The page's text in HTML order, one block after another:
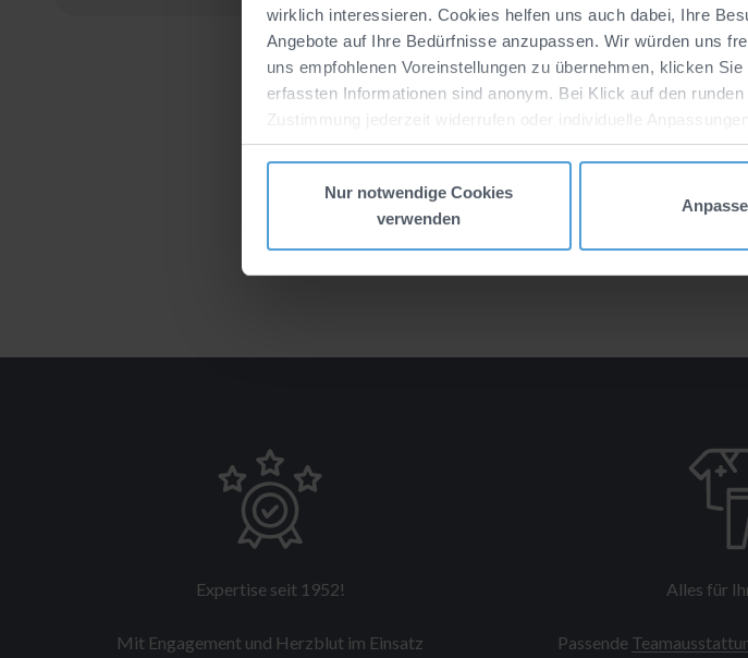
wirklich interessieren. Cookies helfen uns auch dabei, Ihre
Angebote auf Ihre Bedürfnisse anzupassen. Wir würden uns
uns empfohlenen Voreinstellungen zu übernehmen, klicken
erfassten Informationen sind anonym. Bei Klick auf den
Zustimmung jederzeit widerrufen oder individuelle
Datenverarbeitung durch unsere Marketingpartner, haben wir
Nur notwendige Cookies
verwenden
Expertise seit 1952!
Mit Engagement und Herzblut im Einsatz
Alles für
Passende